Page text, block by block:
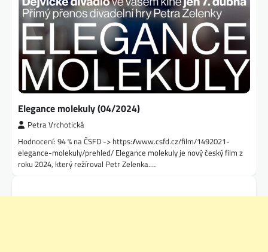
Elegance molekuly (04/2024)
Petra Vrchotická
Hodnocení: 94 % na ČSFD -> https://www.csfd.cz/film/1492021-
elegance-molekuly/prehled/ Elegance molekuly je nový český film z
roku 2024, který režíroval Petr Zelenka.…